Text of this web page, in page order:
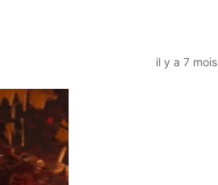
il y a 7 mois